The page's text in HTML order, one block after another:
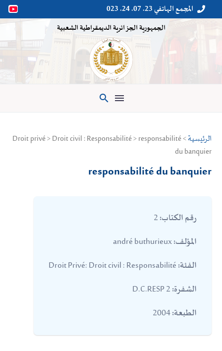

 المجمع الهاتفي 23. 07. 24. 023
الجمهورية الجزائرية الديمقراطية الشعبية

الرئيسية > Droit privé > Droit civil : Responsabilité > responsabilité
du banquier
responsabilité du banquier
رقم الكتاب:
المؤلف:
الفئة:
الشفرة:
الطبعة: